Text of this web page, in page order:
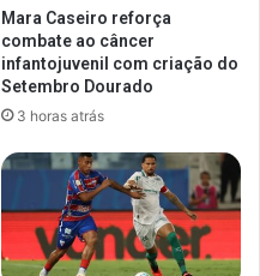
Mara Caseiro reforça
combate ao câncer
infantojuvenil com criação do
Setembro Dourado
3 horas atrás